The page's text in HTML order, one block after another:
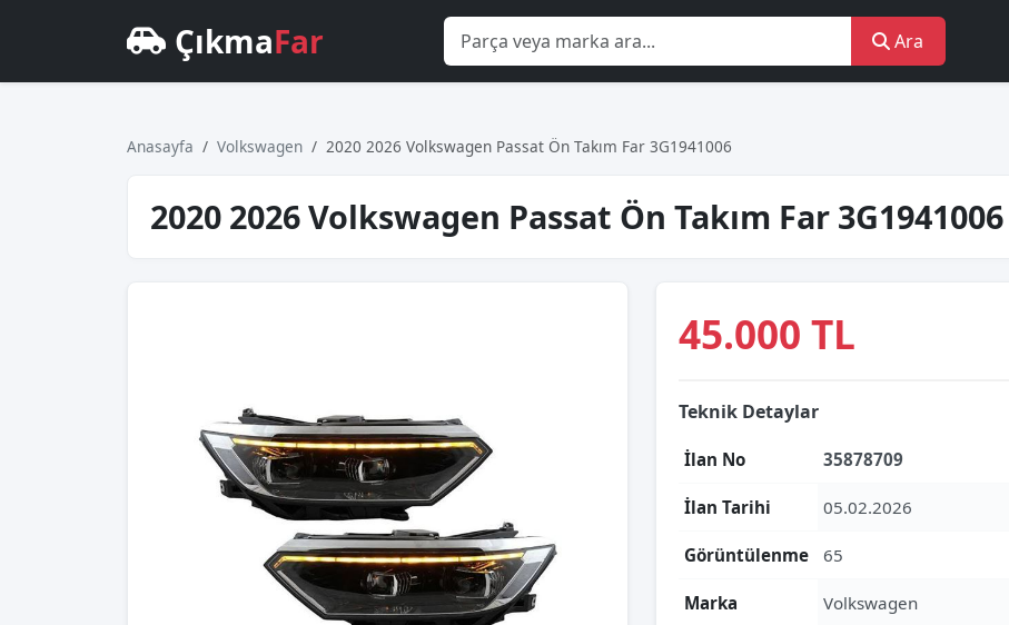
ÇıkmaFar Ara
Anasayfa Volkswagen 2020 2026 Volkswagen Passat Ön Takım Far 3G1941006
2020 2026 Volkswagen Passat Ön Takım Far 3G1941006
45.000 TL
Teknik Detaylar
İlan No 35878709
İlan Tarihi 05.02.2026
Görüntülenme 65
Marka Volkswagen